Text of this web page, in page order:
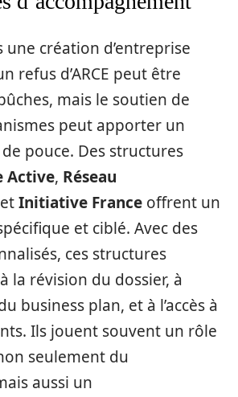
une création d’entreprise
refus d’ARCE peut être
mais le soutien de
peut apporter un
pouce. Des structures
Active, Réseau
etInitiative France offrent un
et ciblé. Avec des
ces structures
la révision du dossier, à
business plan, et à l’accès à
Ils jouent souvent un rôle
seulement du
aussi un